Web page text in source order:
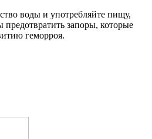
воды и употребляйте пищу,
предотвратить запоры, которые
геморроя.